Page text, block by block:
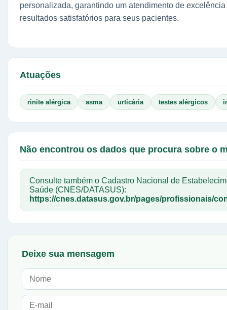
personalizada, garantindo um atendimento de excelência
resultados satisfatórios para seus pacientes.
Atuações
rinite alérgica asma urticária testes alérgicos
Não encontrou os dados que procura sobre o
Consulte também o Cadastro Nacional de
Saúde (CNES/DATASUS):
https://cnes.datasus.gov.br/pages/profissionais/
Deixe sua mensagem